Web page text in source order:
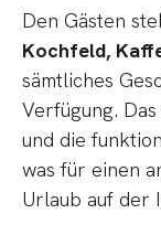
Den Gästen
Kochfeld,
sämtliches
Verfügung. Das
und die
was für einen
Urlaub auf der